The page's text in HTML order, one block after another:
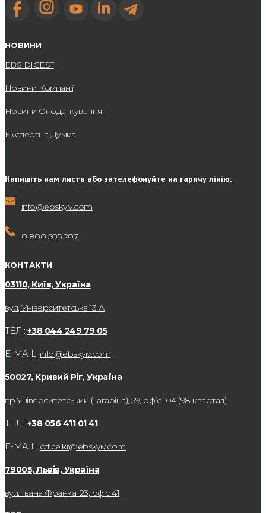
НОВИНИ
EBS DIGEST
Новини Компанії
Новини Оподаткування
Експертна Думка
Напишіть нам листа або зателефонуйте на гарячу лінію:
info@ebskyiv.com
0 800 505 207
КОНТАКТИ
03110, Київ, Україна
вул, Університетська 13 А
ТЕЛ.: +38 044 249 79 05
E-MAIL: info@ebskyiv.com
50027, Кривий Ріг, Україна
пр.Університетський (Гагаріна), 59, офіс 104 (98 квартал)
ТЕЛ.: +38 056 411 01 41
E-MAIL: office.kr@ebskyiv.com
79005, Львів, Україна
вул. Івана Франка. 23, офіс 41